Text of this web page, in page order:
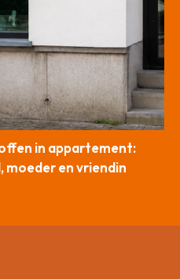
in appartement:
moeder en vriendin